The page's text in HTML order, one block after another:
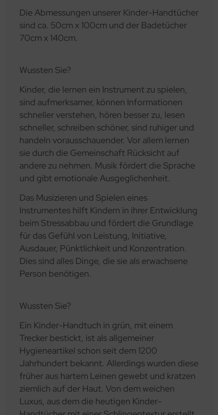
Die Abmessungen unserer Kinder-Handtücher
sind ca. 50cm x 100cm und der Badetücher
70cm x 140cm.
Wussten Sie?
Kinder, die lernen ein Instrument zu spielen,
sind aufmerksamer, können Informationen
schneller verstehen, hören besser zu, lesen
schneller, schreiben schöner, sind ruhiger und
handeln vorausschauender. Vor allem lernen
sie durch die Gemeinschaft Rücksicht auf
andere zu nehmen. Musik fördert die Sprache
und gibt emotionale Ausgeglichenheit.
Das Musizieren und Spielen eines
Instrumentes hilft Kindern in ihrer Entwicklung
beim Stressabbau und fördert die Grundlage
für das Gefühl von Leistung, Initiative,
Ausdauer, Pünktlichkeit und Konzentration.
Dies sind alles Dinge, die sie als erwachsene
Person benötigen.
Wussten Sie?
Ein Kinder-Handtuch in grün, mit einem
Trecker bestickt, ist als allgemeiner
Hygieneartikel schon seit dem 1200
Jahrhundert bekannt. Allerdings wurden diese
früher aus hartem Leinen gewebt und kratzen
ziemlich auf der Haut. Von dem weichen
Luxus, aus dem die heutigen Kinder-